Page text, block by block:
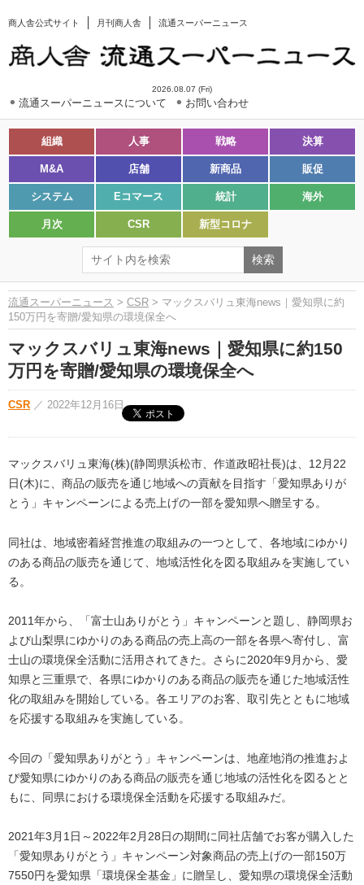
商人舎公式サイト 月刊商人舎 流通スーパーニュース
2026.08.07 (Fri)
流通スーパーニュースについて お問い合わせ
組織 人事 戦略 決算
M&A 店舗 新商品 販促
システム Eコマース 統計 海外
月次 CSR 新型コロナ
流通スーパーニュース > CSR > マックスバリュ東海news｜愛知県に約
150万円を寄贈/愛知県の環境保全へ
マックスバリュ東海news｜愛知県に約150
万円を寄贈/愛知県の環境保全へ
CSR ／ 2022年12月16日
マックスバリュ東海(株)(静岡県浜松市、作道政昭社長)は、12月22
日(木)に、商品の販売を通じ地域への貢献を目指す「愛知県ありが
とう」キャンペーンによる売上げの一部を愛知県へ贈呈する。
同社は、地域密着経営推進の取組みの一つとして、各地域にゆかり
のある商品の販売を通じて、地域活性化を図る取組みを実施してい
る。
2011年から、「富士山ありがとう」キャンペーンと題し、静岡県お
よび山梨県にゆかりのある商品の売上高の一部を各県へ寄付し、富
士山の環境保全活動に活用されてきた。さらに2020年9月から、愛
知県と三重県で、各県にゆかりのある商品の販売を通じた地域活性
化の取組みを開始している。各エリアのお客、取引先とともに地域
を応援する取組みを実施している。
今回の「愛知県ありがとう」キャンペーンは、地産地消の推進およ
び愛知県にゆかりのある商品の販売を通じ地域の活性化を図るとと
もに、同県における環境保全活動を応援する取組みだ。
2021年3月1日～2022年2月28日の期間に同社店舗でお客が購入した
「愛知県ありがとう」キャンペーン対象商品の売上げの一部150万
7550円を愛知県「環境保全基金」に贈呈し、愛知県の環境保全活動